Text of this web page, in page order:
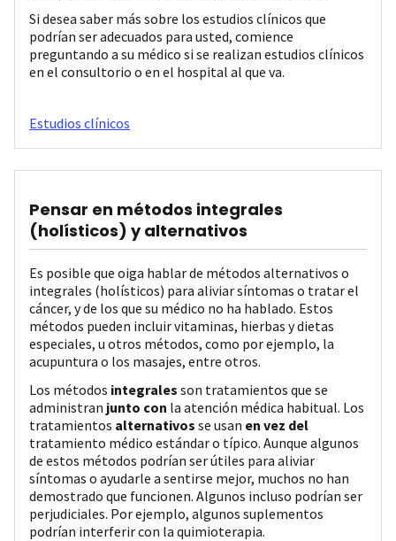
Si desea saber más sobre los estudios clínicos que
podrían ser adecuados para usted, comience
preguntando a su médico si se realizan estudios clínicos
en el consultorio o en el hospital al que va.
Estudios clínicos
Pensar en métodos integrales
(holísticos) y alternativos
Es posible que oiga hablar de métodos alternativos o
integrales (holísticos) para aliviar síntomas o tratar el
cáncer, y de los que su médico no ha hablado. Estos
métodos pueden incluir vitaminas, hierbas y dietas
especiales, u otros métodos, como por ejemplo, la
acupuntura o los masajes, entre otros.
Los métodos integrales son tratamientos que se
administran junto con la atención médica habitual. Los
tratamientos alternativos se usan en vez del
tratamiento médico estándar o típico. Aunque algunos
de estos métodos podrían ser útiles para aliviar
síntomas o ayudarle a sentirse mejor, muchos no han
demostrado que funcionen. Algunos incluso podrían ser
perjudiciales. Por ejemplo, algunos suplementos
podrían interferir con la quimioterapia.